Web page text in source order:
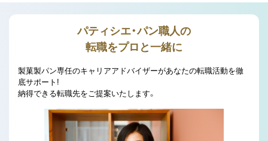
パティシエ・パン職人の
転職をプロと一緒に
製菓製パン専任のキャリアアドバイザーがあなたの転職活動を徹
底サポート!
納得できる転職先をご提案いたします。